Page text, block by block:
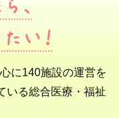
に140施設の運営を
いる総合医療・福祉